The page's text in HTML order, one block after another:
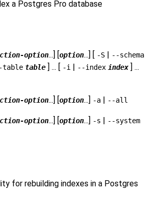
a Postgres Pro database
option...] [option...] [ -S | --schema
table table ] ... [ -i | --index index ] ...
option...] [option...] -a | --all
option...] [option...] -s | --system
for rebuilding indexes in a Postgres